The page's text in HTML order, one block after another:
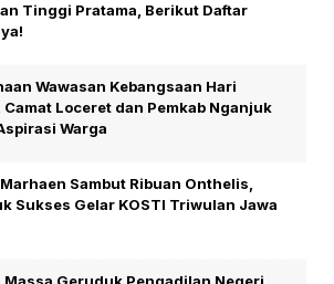
Tinggi Pratama, Berikut Daftar
Wawasan Kebangsaan Hari
Camat Loceret dan Pemkab Nganjuk
Warga
Sambut Ribuan Onthelis,
Sukses Gelar KOSTI Triwulan Jawa